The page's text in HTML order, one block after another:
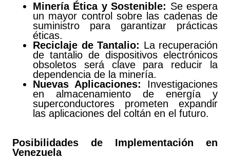
Minería Ética y Sostenible: Se espera
un mayor control sobre las cadenas de
suministro para garantizar prácticas
éticas.
Reciclaje de Tantalio: La recuperación
de tantalio de dispositivos electrónicos
obsoletos será clave para reducir la
dependencia de la minería.
Nuevas Aplicaciones: Investigaciones
en almacenamiento de energía y
superconductores prometen expandir
las aplicaciones del coltán en el futuro.
Posibilidades de Implementación en
Venezuela